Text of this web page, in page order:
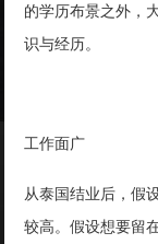
的学历布景之外，
识与经历。
工作面广
从泰国结业后，假
较高。假设想要留